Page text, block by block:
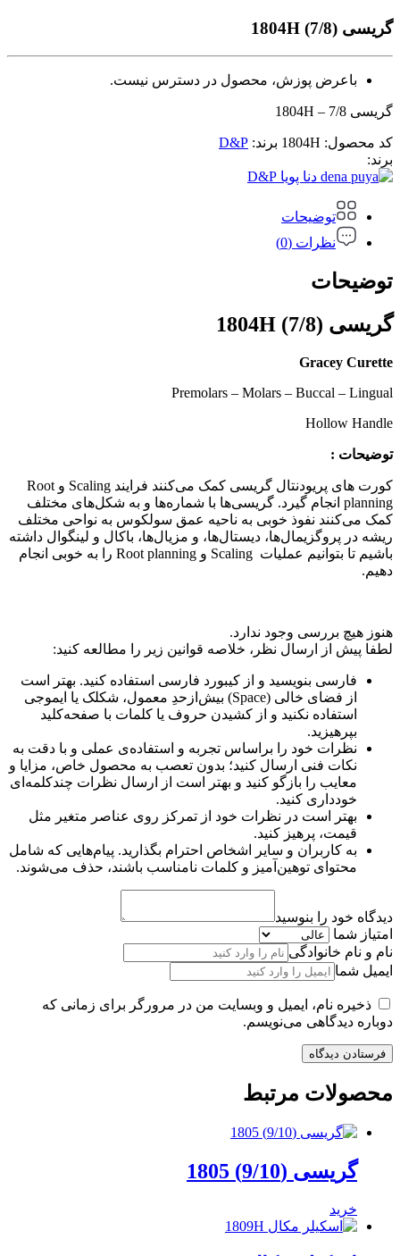
گریسی (7/8) 1804H
باعرض پوزش، محصول در دسترس نیست.
گریسی 7/8 – 1804H
کد محصول: 1804H برند: D&P
برند:
D&P
توضیحات
نظرات (0)
توضیحات
گریسی (7/8) 1804H
Gracey Curette
Premolars – Molars – Buccal – Lingual
Hollow Handle
توضیحات :
کورت های پریودنتال گریسی کمک می‌کنند فرایند Scaling و Root
planning انجام گیرد. گریسی‌ها با شماره‌ها و به شکل‌های مختلف
کمک می‌کنند نفوذ خوبی به ناحیه عمق سولکوس به نواحی مختلف
ریشه در پروگزیمال‌ها، دیستال‌ها، و مزیال‌ها، باکال و لینگوال داشته
باشیم تا بتوانیم عملیات Scaling و Root planning را به خوبی انجام
دهیم.
هنوز هیچ بررسی وجود ندارد.
لطفا پیش از ارسال نظر، خلاصه قوانین زیر را مطالعه کنید:
فارسی بنویسید و از کیبورد فارسی استفاده کنید. بهتر است
از فضای خالی (Space) بیش‌از‌حدِ معمول، شکلک یا ایموجی
استفاده نکنید و از کشیدن حروف یا کلمات با صفحه‌کلید
بپرهیزید.
نظرات خود را براساس تجربه و استفاده‌ی عملی و با دقت به
نکات فنی ارسال کنید؛ بدون تعصب به محصول خاص، مزایا و
معایب را بازگو کنید و بهتر است از ارسال نظرات چندکلمه‌‌ای
خودداری کنید.
بهتر است در نظرات خود از تمرکز روی عناصر متغیر مثل
قیمت، پرهیز کنید.
به کاربران و سایر اشخاص احترام بگذارید. پیام‌هایی که شامل
محتوای توهین‌آمیز و کلمات نامناسب باشند، حذف می‌شوند.
دیدگاه خود را بنوسید
امتیاز شما
نام و نام خانوادگی
ایمیل شما
ذخیره نام، ایمیل و وبسایت من در مرورگر برای زمانی که
دوباره دیدگاهی می‌نویسم.
محصولات مرتبط
گریسی (9/10) 1805
خرید